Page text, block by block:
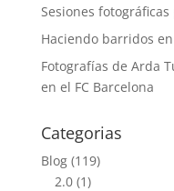
Sesiones
Haciendo barridos
Fotografías de Arda
en el FC Barcelona
Categorias
Blog(119)
2.0(1)